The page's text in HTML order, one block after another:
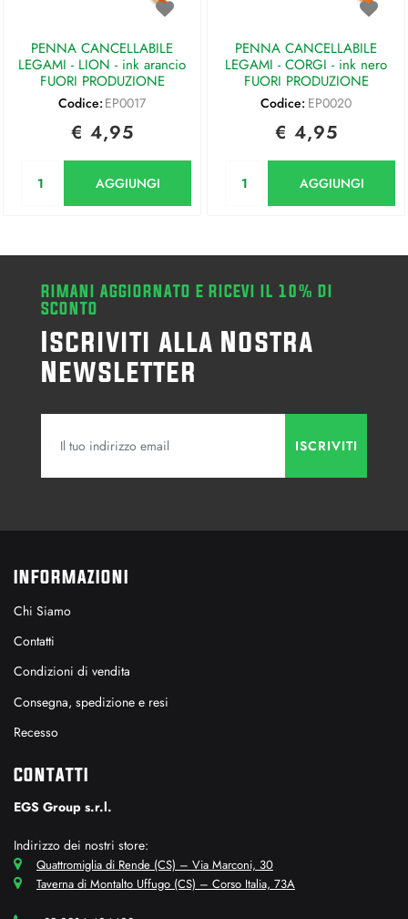
PENNA CANCELLABILE
LEGAMI - LION - ink arancio
FUORI PRODUZIONE
Codice: EP0017
€ 4,95
AGGIUNGI
PENNA CANCELLABILE
LEGAMI - CORGI - ink nero
FUORI PRODUZIONE
Codice: EP0020
€ 4,95
AGGIUNGI
RIMANI AGGIORNATO E RICEVI IL 10% DI
SCONTO
Iscriviti alla Nostra
Newsletter
INFORMAZIONI
Chi Siamo
Contatti
Condizioni di vendita
Consegna, spedizione e resi
Recesso
CONTATTI
EGS Group s.r.l.
Indirizzo dei nostri store:
Quattromiglia di Rende (CS) – Via Marconi, 30
Taverna di Montalto Uffugo (CS) – Corso Italia, 73A